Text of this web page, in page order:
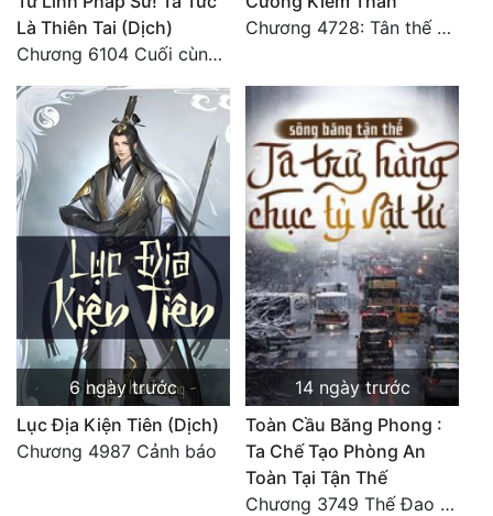
Tu Chân
Tội Phạm
Vô Địch
Võ Hiệp
Xuyên Không
Xuyên Nhanh
Xuyên Sách
Xuyên Thư
Điền Văn
Là Thiên Tai (Dịch)
Chương 6104 Cuối cùng (HẾT)
Chương 4728: Tân thế giới (đại kết cục) (10)
6 ngày trước
Lục Địa Kiện Tiên (Dịch)
Chương 4987 Cảnh báo
14 ngày trước
Toàn Cầu Băng Phong :
Ta Chế Tạo Phòng An
Toàn Tại Tận Thế
Chương 3749 Thế Đao xuất kích